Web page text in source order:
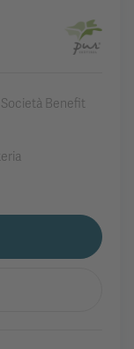
Società Benefit